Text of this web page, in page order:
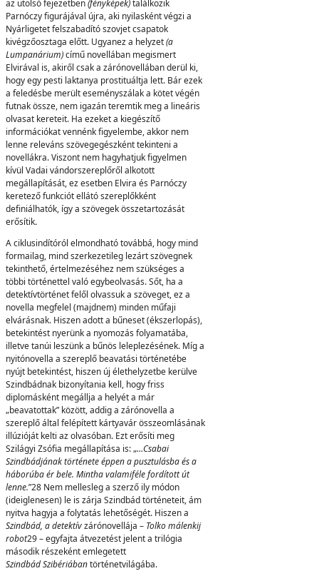
az utolsó fejezetben(fényképek)találkozik
Parnóczy figurájával újra, aki nyilasként végzi a
Nyárligetet felszabadító szovjet csapatok
kivégzőosztaga előtt. Ugyanez a helyzet(a
Lumpanárium)című novellában megismert
Elvirával is, akiről csak a zárónovellában derül ki,
hogy egy pesti laktanya prostituáltja lett. Bár ezek
a feledésbe merült eseményszálak a kötet végén
futnak össze, nem igazán teremtik meg a lineáris
olvasat kereteit. Ha ezeket a kiegészítő
információkat vennénk figyelembe, akkor nem
lenne releváns szövegegészként tekinteni a
novellákra. Viszont nem hagyhatjuk figyelmen
kívül Vadai vándorszereplőről alkotott
megállapítását, ez esetben Elvira és Parnóczy
keretező funkciót ellátó szereplőkként
definiálhatók, így a szövegek összetartozását
erősítik.
A ciklusindítóról elmondható továbbá, hogy mind
formailag, mind szerkezetileg lezárt szövegnek
tekinthető, értelmezéséhez nem szükséges a
többi történettel való egybeolvasás. Sőt, ha a
detektívtörténet felől olvassuk a szöveget, ez a
novella megfelel (majdnem) minden műfaji
elvárásnak. Hiszen adott a bűneset (ékszerlopás),
betekintést nyerünk a nyomozás folyamatába,
illetve tanúi leszünk a bűnös leleplezésének. Míg a
nyitónovella a szereplő beavatási történetébe
nyújt betekintést, hiszen új élethelyzetbe kerülve
Szindbádnak bizonyítania kell, hogy friss
diplomásként megállja a helyét a már
„beavatottak” között, addig a zárónovella a
szereplő által felépített kártyavár összeomlásának
illúzióját kelti az olvasóban. Ezt erősíti meg
Szilágyi Zsófia megállapítása is: „…Csabai
Szindbádjának története éppen a pusztulásba és a
háborúba ér bele. Mintha valamiféle fordított út
lenne.”28 Nem mellesleg a szerző ily módon
(ideiglenesen) le is zárja Szindbád történeteit, ám
nyitva hagyja a folytatás lehetőségét. Hiszen a
Szindbád, a detektívzárónovellája – Tolko málenkij
robot29 – egyfajta átvezetést jelent a trilógia
második részeként emlegetett
SzindbádSzibériábantörténetvilágába.